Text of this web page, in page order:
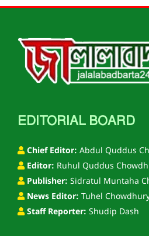
EDITORIAL BOARD
Chief Editor: Abdul Quddus
Editor: Ruhul Quddus
Publisher: Sidratul Muntaha
News Editor: Tuhel
Staff Reporter: Shudip Dash